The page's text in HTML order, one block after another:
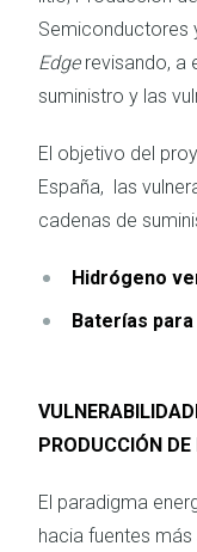
Semiconductores
Edge revisando, a
suministro y las
El objetivo del
España, las
cadenas de
Hidrógeno
Baterías
PRODUCCIÓN
El paradigma
hacia fuentes